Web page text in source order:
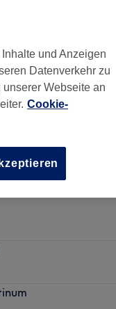
und Anzeigen
Datenverkehr zu
Webseite an
Cookie-